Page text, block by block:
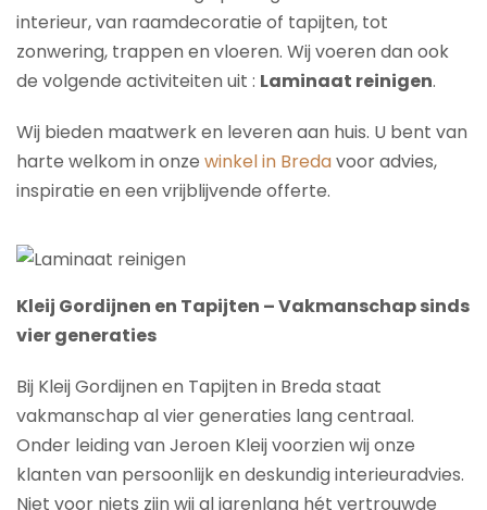
interieur, van raamdecoratie of tapijten, tot
zonwering, trappen en vloeren. Wij voeren dan ook
de volgende activiteiten uit : Laminaat reinigen.
Wij bieden maatwerk en leveren aan huis. U bent van
harte welkom in onze winkel in Bredavoor advies,
inspiratie en een vrijblijvende offerte.
Kleij Gordijnen en Tapijten – Vakmanschap sinds
vier generaties
Bij Kleij Gordijnen en Tapijten in Breda staat
vakmanschap al vier generaties lang centraal.
Onder leiding van Jeroen Kleij voorzien wij onze
klanten van persoonlijk en deskundig interieuradvies.
Niet voor niets zijn wij al jarenlang hét vertrouwde